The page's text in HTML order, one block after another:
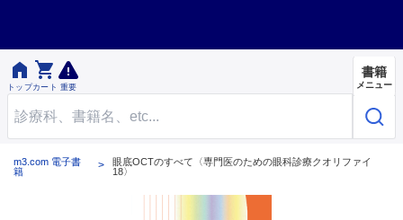

トップ

カート 重要
書籍
メニュー
m3.com 電子書
籍
眼底OCTのすべて〈専門医のための眼科診療クオリファイ
18〉